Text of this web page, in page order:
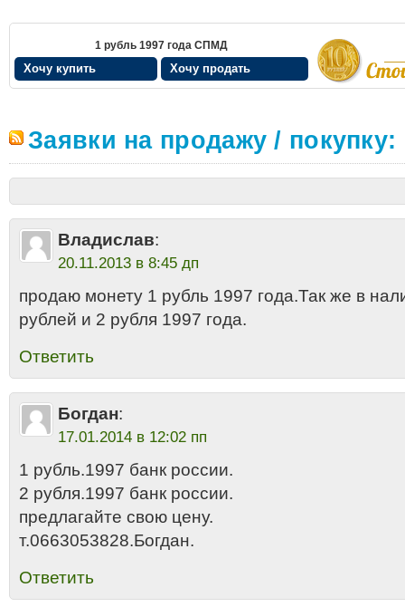
1 рубль 1997 года СПМД
Хочу купить Хочу продать
Заявки на продажу / покупку:
Владислав:
20.11.2013 в 8:45 дп
продаю монету 1 рубль 1997 года.Так же в
рублей и 2 рубля 1997 года.
Ответить
Богдан:
17.01.2014 в 12:02 пп
1 рубль.1997 банк россии.
2 рубля.1997 банк россии.
предлагайте свою цену.
т.0663053828.Богдан.
Ответить